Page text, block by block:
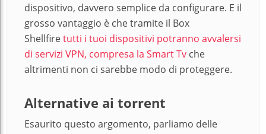
dispositivo, davvero semplice da configurare. E il
grosso vantaggio è che tramite il Box
Shellfiretutti i tuoi dispositivi potranno avvalersi
di servizi VPN, compresa la Smart Tv che
altrimenti non ci sarebbe modo di proteggere.
Alternative ai torrent
Esaurito questo argomento, parliamo delle